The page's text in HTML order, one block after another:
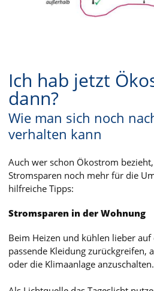
Ich hab jetzt
dann?
Wie man sich noch
verhalten kann
Auch wer schon Ökostrom
Stromsparen noch mehr für die
hilfreiche Tipps:
Stromsparen in der Wohnung
Beim Heizen und kühlen lieber auf
passende Kleidung zurückgreifen,
oder die Klimaanlage anzuschalten.